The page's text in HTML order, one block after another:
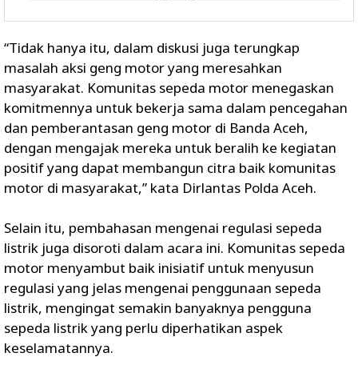
“Tidak hanya itu, dalam diskusi juga terungkap
masalah aksi geng motor yang meresahkan
masyarakat. Komunitas sepeda motor menegaskan
komitmennya untuk bekerja sama dalam pencegahan
dan pemberantasan geng motor di Banda Aceh,
dengan mengajak mereka untuk beralih ke kegiatan
positif yang dapat membangun citra baik komunitas
motor di masyarakat,” kata Dirlantas Polda Aceh.
Selain itu, pembahasan mengenai regulasi sepeda
listrik juga disoroti dalam acara ini. Komunitas sepeda
motor menyambut baik inisiatif untuk menyusun
regulasi yang jelas mengenai penggunaan sepeda
listrik, mengingat semakin banyaknya pengguna
sepeda listrik yang perlu diperhatikan aspek
keselamatannya.